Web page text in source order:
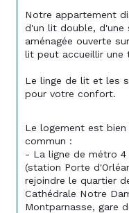
Notre appartement
d'un lit double, d'une
aménagée ouverte
lit peut accueillir une
Le linge de lit et les
pour votre confort.
Le logement est
commun :
- La ligne de métro
(station Porte
rejoindre le quartier
Cathédrale Notre
Montparnasse, gare